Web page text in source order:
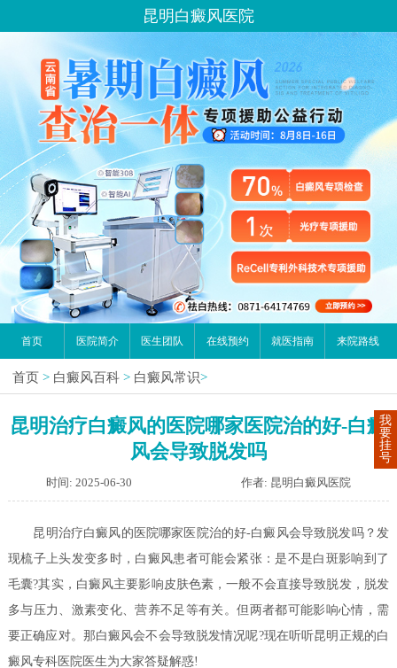
昆明白癜风医院
首页 医院简介 医生团队 在线预约 就医指南 来院路线
首页 > 白癜风百科 > 白癜风常识>
昆明治疗白癜风的医院哪家医院治的好-白癜
风会导致脱发吗
时间: 2025-06-30 作者: 昆明白癜风医院
昆明治疗白癜风的医院哪家医院治的好-白癜风会导致脱发吗？发
现梳子上头发变多时，白癜风患者可能会紧张：是不是白斑影响到了
毛囊?其实，白癜风主要影响皮肤色素，一般不会直接导致脱发，脱发
多与压力、激素变化、营养不足等有关。但两者都可能影响心情，需
要正确应对。那白癜风会不会导致脱发情况呢?现在听听昆明正规的白
癜风专科医院医生为大家答疑解惑!
我
要
挂
号